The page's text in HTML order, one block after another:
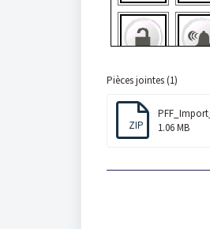
Pièces jointes (1)
ZIP
1.06 MB